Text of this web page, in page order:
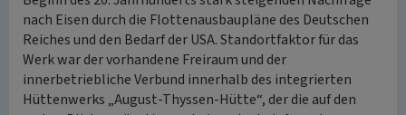
nach Eisen durch die Flottenausbaupläne des Deutschen
Reiches und den Bedarf der USA. Standortfaktor für das
Werk war der vorhandene Freiraum und der
innerbetriebliche Verbund innerhalb des integrierten
Hüttenwerks „August-Thyssen-Hütte“, der die auf den